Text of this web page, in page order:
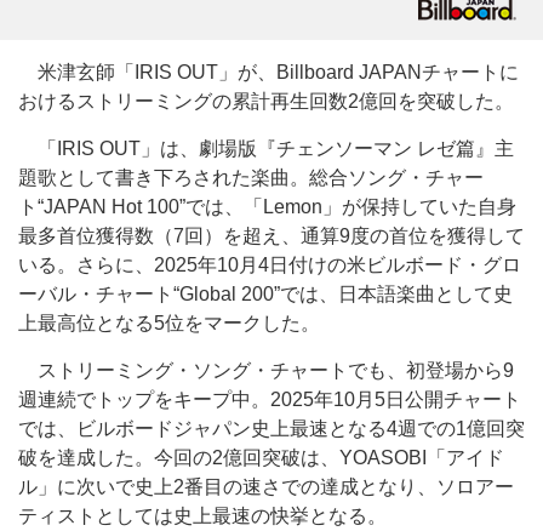
米津玄師「IRIS OUT」が、Billboard JAPANチャートに
おけるストリーミングの累計再生回数2億回を突破した。
「IRIS OUT」は、劇場版『チェンソーマン レゼ篇』主
題歌として書き下ろされた楽曲。総合ソング・チャー
ト“JAPAN Hot 100”では、「Lemon」が保持していた自身
最多首位獲得数（7回）を超え、通算9度の首位を獲得して
いる。さらに、2025年10月4日付けの米ビルボード・グロ
ーバル・チャート“Global 200”では、日本語楽曲として史
上最高位となる5位をマークした。
ストリーミング・ソング・チャートでも、初登場から9
週連続でトップをキープ中。2025年10月5日公開チャート
では、ビルボードジャパン史上最速となる4週での1億回突
破を達成した。今回の2億回突破は、YOASOBI「アイド
ル」に次いで史上2番目の速さでの達成となり、ソロアー
ティストとしては史上最速の快挙となる。